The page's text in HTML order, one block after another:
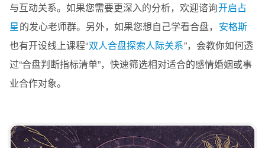
与互动关系。如果您需要更深入的分析，欢迎谘询开启占
星的发心老师群。另外，如果您想自己学看合盘， 安格斯
也有开设线上课程“双人合盘探索人际关系”，会教你如何透
过“合盘判断指标清单”，快速筛选相对适合的感情婚姻或事
业合作对象。